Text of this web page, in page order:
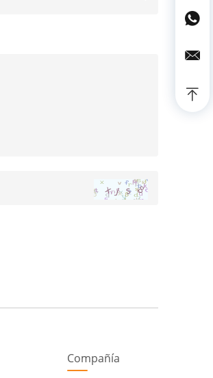
Compañía